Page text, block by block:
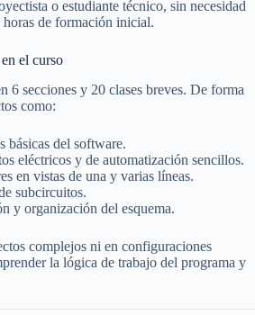
o estudiante técnico, sin necesidad
de formación inicial.
el curso
6 secciones y 20 clases breves. De forma
como:
básicas del software.
eléctricos y de automatización sencillos.
en vistas de una y varias líneas.
subcircuitos.
y organización del esquema.
complejos ni en configuraciones
la lógica de trabajo del programa y